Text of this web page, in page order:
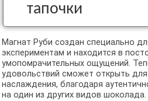
тапочки
Магнат Руби создан специально
экспериментам и находится в
умопомрачительных ощущений.
удовольствий сможет открыть
наслаждения, благодаря
на один из других видов шоколада.